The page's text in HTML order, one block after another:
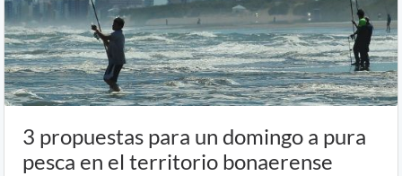
3 propuestas para un domingo a pura
pesca en el territorio bonaerense